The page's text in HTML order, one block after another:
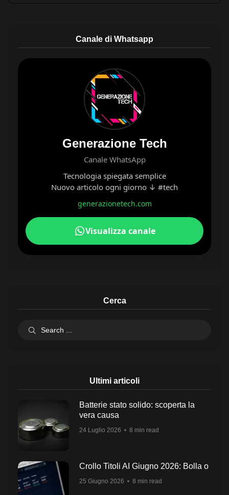
Canale di Whatsapp
Generazione Tech
Canale WhatsApp
Tecnologia spiegata semplice
Nuovo articolo ogni giorno ↓ #tech
generazionetech.com
Visualizza canale
Cerca
Ultimi articoli
Batterie stato solido: scoperta la
vera causa
24 Luglio 2026 8 min read
Crollo Titoli AI Giugno 2026: Bolla o
25 Giugno 2026 8 min read